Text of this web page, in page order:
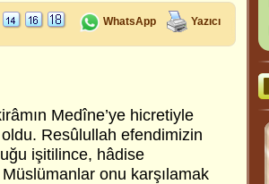
WhatsApp Yazıcı
Medîne’ye hicretiyle
Resûlullah efendimizin
işitilince, hâdise
onu karşılamak